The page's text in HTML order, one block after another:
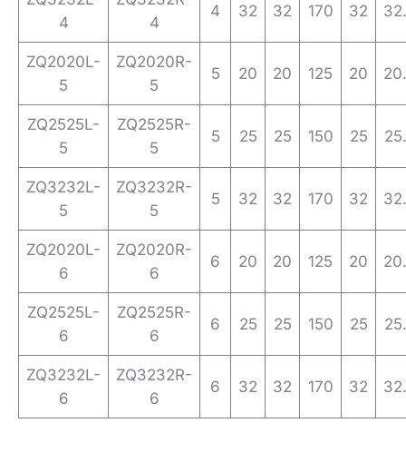
4
4
4 32 32 170 32
ZQ2020L-
5
ZQ2020R-
5
5 20 20 125 20
ZQ2525L-
5
ZQ2525R-
5
5 25 25 150 25
ZQ3232L-
5
ZQ3232R-
5
5 32 32 170 32
ZQ2020L-
6
ZQ2020R-
6
6 20 20 125 20
ZQ2525L-
6
ZQ2525R-
6
6 25 25 150 25
ZQ3232L-
6
ZQ3232R-
6
6 32 32 170 32